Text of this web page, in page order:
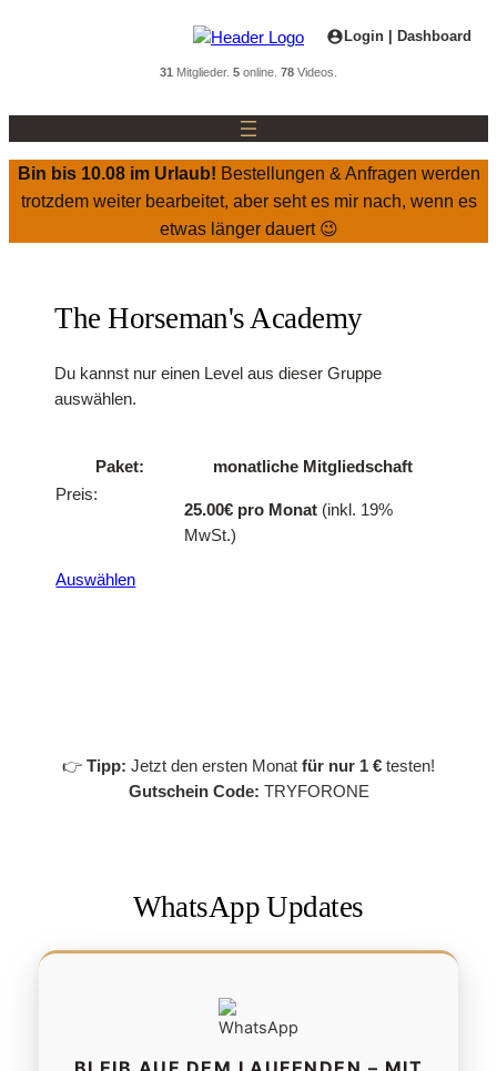
Login | Dashboard
31 Mitglieder. 5 online. 78 Videos.
Bin bis 10.08 im Urlaub! Bestellungen & Anfragen werden
trotzdem weiter bearbeitet, aber seht es mir nach, wenn es
etwas länger dauert 😉
The Horseman's Academy
Du kannst nur einen Level aus dieser Gruppe
auswählen.
monatliche Mitgliedschaft
25.00€ pro Monat (inkl. 19%
MwSt.)
Auswählen
👉 Tipp: Jetzt den ersten Monat für nur 1 € testen!
Gutschein Code: TRYFORONE
WhatsApp Updates